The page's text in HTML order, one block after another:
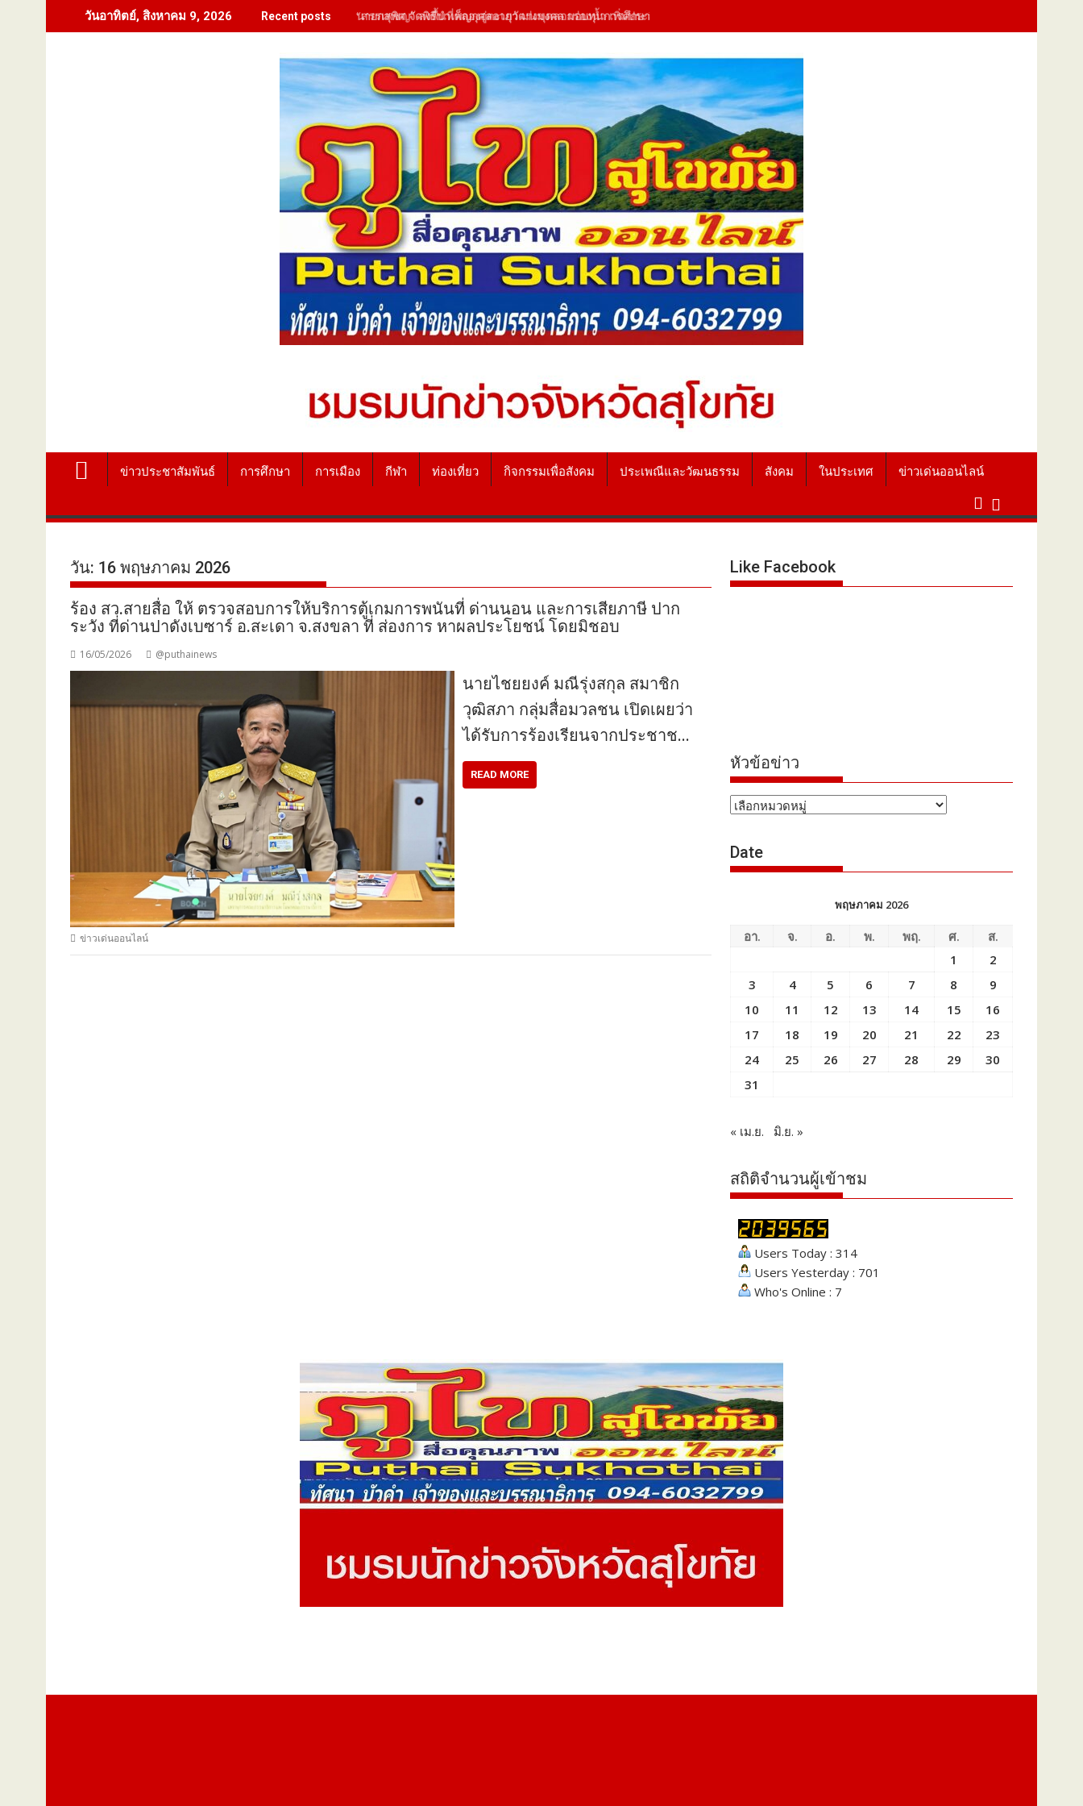
to
วันอาทิตย์, สิงหาคม 9, 2026 Recent posts นายกสุพิศ จัดพิธีบำเพ็ญกุศลอายุวัฒนมงคล มอบทุนการศึกษาสามเณร 130 รูป พร้อมบริจาคเพื่อสาธารณกุศล
ข่าวประชาสัมพันธ์ การศึกษา การเมือง กีฬา ท่องเที่ยว กิจกรรมเพื่อสังคม ประเพณีและวัฒนธรรม สังคม ในประเทศ ข่าวเด่นออนไลน์
วัน: 16 พฤษภาคม 2026
ร้อง สว.สายสื่อ ให้ ตรวจสอบการให้บริการตู้เกมการพนันที่ ด่านนอน และการเสียภาษี ปาก
ระวัง ที่ด่านปาดังเบซาร์ อ.สะเดา จ.สงขลา ที่ ส่องการ หาผลประโยชน์ โดยมิชอบ
16/05/2026 @puthainews
นายไชยยงค์ มณีรุ่งสกุล สมาชิก
วุฒิสภา กลุ่มสื่อมวลชน เปิดเผยว่า
ได้รับการร้องเรียนจากประชาช…
READ MORE
ข่าวเด่นออนไลน์
Like Facebook
หัวข้อข่าว
หัวข้อ
Date
พฤษภาคม 2026
อา. จ. อ. พ. พฤ. ศ.
ส.
1
2
3
4 5 6 7 8
9
10
11 12 13 14 15
16
17
18 19 20 21 22
23
24
25 26 27 28 29
30
31
« เม.ย. มิ.ย. »
สถิติจำนวนผู้เข้าชม
Users Today : 314
Users Yesterday : 701
Who's Online : 7